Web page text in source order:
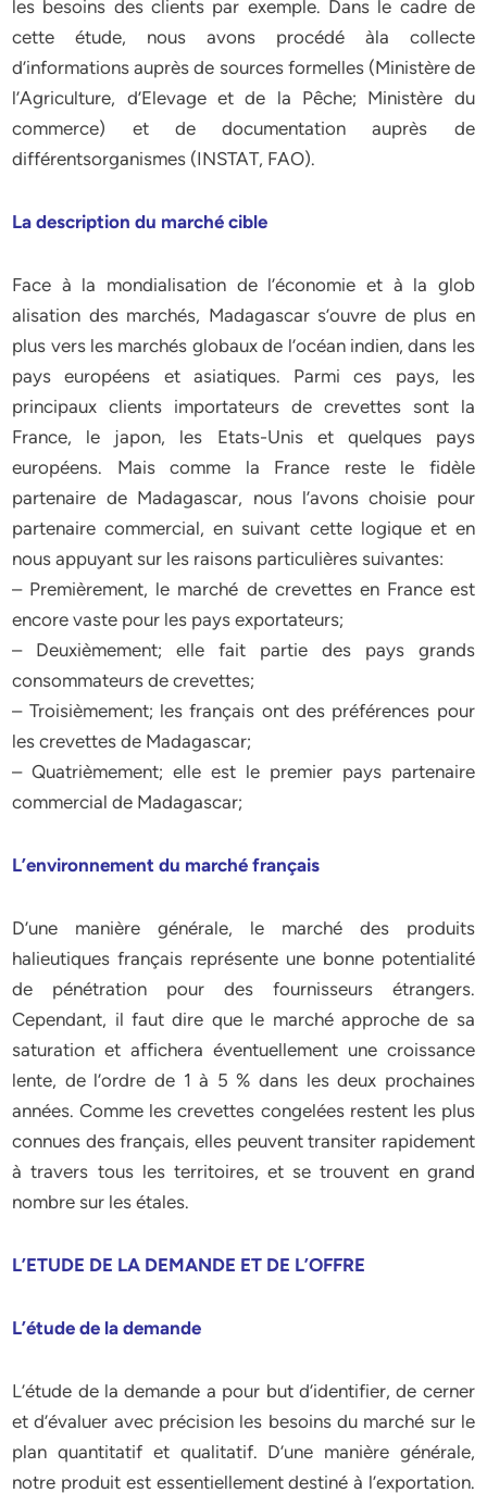
les besoins des clients par exemple. Dans le cadre de
cette étude, nous avons procédé àla collecte
d’informations auprès de sources formelles (Ministère de
l’Agriculture, d’Elevage et de la Pêche; Ministère du
commerce) et de documentation auprès de
différentsorganismes (INSTAT, FAO).
La description du marché cible
Face à la mondialisation de l’économie et à la glob
alisation des marchés, Madagascar s’ouvre de plus en
plus vers les marchés globaux de l’océan indien, dans les
pays européens et asiatiques. Parmi ces pays, les
principaux clients importateurs de crevettes sont la
France, le japon, les Etats-Unis et quelques pays
européens. Mais comme la France reste le fidèle
partenaire de Madagascar, nous l’avons choisie pour
partenaire commercial, en suivant cette logique et en
nous appuyant sur les raisons particulières suivantes:
– Premièrement, le marché de crevettes en France est
encore vaste pour les pays exportateurs;
– Deuxièmement; elle fait partie des pays grands
consommateurs de crevettes;
– Troisièmement; les français ont des préférences pour
les crevettes de Madagascar;
– Quatrièmement; elle est le premier pays partenaire
commercial de Madagascar;
L’environnement du marché français
D’une manière générale, le marché des produits
halieutiques français représente une bonne potentialité
de pénétration pour des fournisseurs étrangers.
Cependant, il faut dire que le marché approche de sa
saturation et affichera éventuellement une croissance
lente, de l’ordre de 1 à 5 % dans les deux prochaines
années. Comme les crevettes congelées restent les plus
connues des français, elles peuvent transiter rapidement
à travers tous les territoires, et se trouvent en grand
nombre sur les étales.
L’ETUDE DE LA DEMANDE ET DE L’OFFRE
L’étude de la demande
L’étude de la demande a pour but d’identifier, de cerner
et d’évaluer avec précision les besoins du marché sur le
plan quantitatif et qualitatif. D’une manière générale,
notre produit est essentiellement destiné à l’exportation.